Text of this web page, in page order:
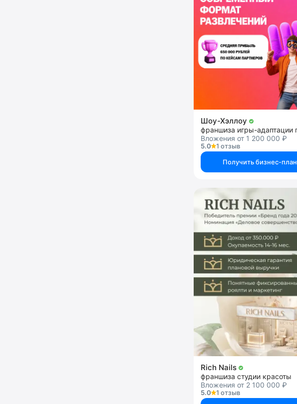
Шоу-Хэллоу
Вложения от 1 200 000 ₽
5.0
1 отзыв
Получить бизнес-план
Rich Nails
франшиза студии красоты
Вложения от 2 100 000 ₽
5.0
1 отзыв